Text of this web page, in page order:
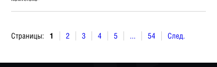
Страницы: 1 2 3 4 5 ... 54 След.